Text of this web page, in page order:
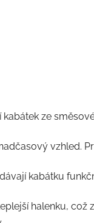
ze
vzhled.
kabátku
halenku,